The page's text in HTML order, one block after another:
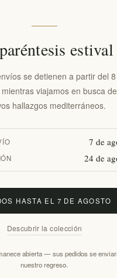
Información
Mi cuenta
estival
se detienen a partir del
viajamos en busca de
hallazgos mediterráneos.
7 de
24 de
HASTA EL 7 DE AGOSTO
Descubrir la colección
abierta — sus pedidos se
nuestro regreso.